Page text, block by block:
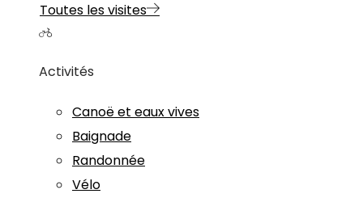
Toutes les visites
Activités
Canoë et eaux vives
Baignade
Randonnée
Vélo